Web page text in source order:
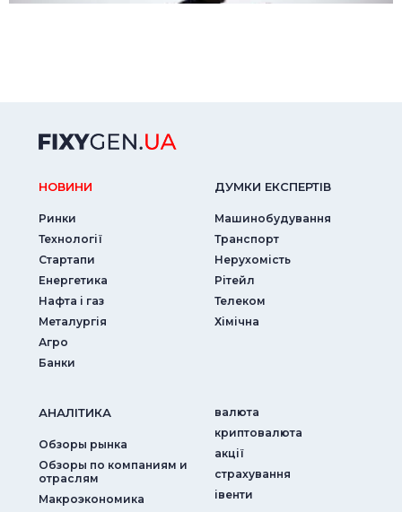
НОВИНИ
Ринки
Технології
Стартапи
Енергетика
Нафта і газ
Металургія
Агро
Банки
ДУМКИ ЕКСПЕРТIВ
Машинобудування
Транспорт
Нерухомість
Рітейл
Телеком
Хімічна
АНАЛIТИКА
Обзоры рынка
Обзоры по компаниям и
отраслям
Макроэкономика
валюта
криптовалюта
акції
страхування
iвенти